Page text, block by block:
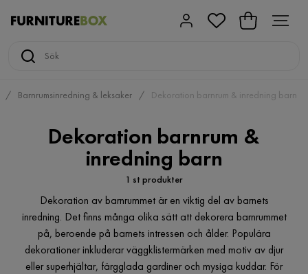
Barnrumsinredning & leksaker Dekoration barnrum & inredning barn
Dekoration barnrum &
inredning barn
1 st produkter
Dekoration av barnrummet är en viktig del av barnets
inredning. Det finns många olika sätt att dekorera barnrummet
på, beroende på barnets intressen och ålder. Populära
dekorationer inkluderar väggklistermärken med motiv av djur
eller superhjältar, färgglada gardiner och mysiga kuddar. För